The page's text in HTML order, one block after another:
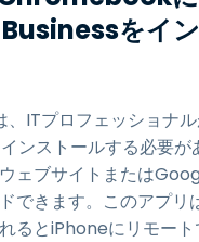
をイ
ITプロフェッショナ
ンストールする必要が
ェブサイトまたは
できます。このアプリ
るとiPhoneにリモート